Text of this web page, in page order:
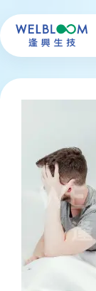
至
主
容